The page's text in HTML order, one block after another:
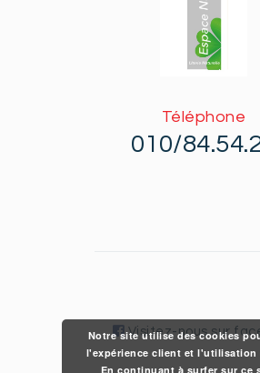
Téléphone
010/
Visitez-nous sur
Notre site utilise des cookies
l'expérience client et l'utilisation
En continuant à surfer sur ce